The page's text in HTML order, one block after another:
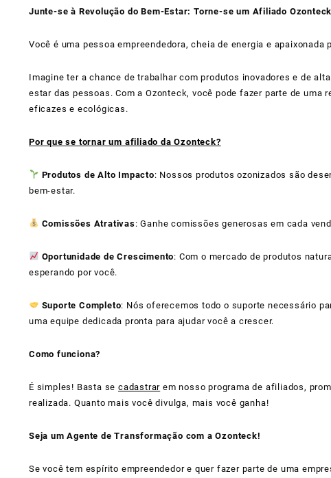
Junte-se à Revolução do Bem-Estar: Torne-se um Afiliado
Você é uma pessoa empreendedora, cheia de energia e
Imagine ter a chance de trabalhar com produtos inovadores e de
estar das pessoas. Com a Ozonteck, você pode fazer parte de uma
eficazes e ecológicas.
Por que se tornar um afiliado da Ozonteck?
Produtos de Alto Impacto: Nossos produtos ozonizados são
bem-estar.
Comissões Atrativas: Ganhe comissões generosas em cada
Oportunidade de Crescimento: Com o mercado de produtos
esperando por você.
Suporte Completo: Nós oferecemos todo o suporte necessário
uma equipe dedicada pronta para ajudar você a crescer.
Como funciona?
É simples! Basta secadastrar em nosso programa de afiliados,
realizada. Quanto mais você divulga, mais você ganha!
Seja um Agente de Transformação com a Ozonteck!
Se você tem espírito empreendedor e quer fazer parte de uma